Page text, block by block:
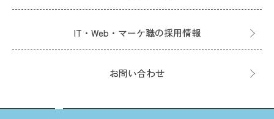
IT・Web・マーケ職の採用情報
お問い合わせ